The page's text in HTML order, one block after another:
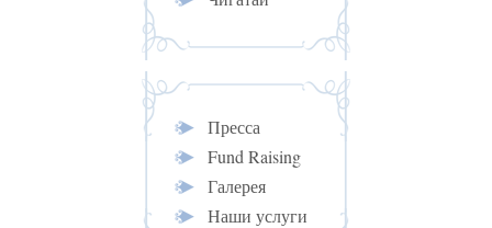
Пресса
Fund Raising
Галерея
Наши услуги